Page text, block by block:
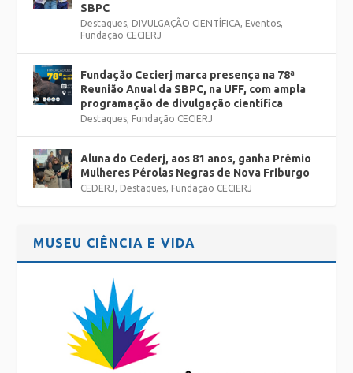
SBPC
Destaques, DIVULGAÇÃO CIENTÍFICA, Eventos,
Fundação CECIERJ
Fundação Cecierj marca presença na 78ª
Reunião Anual da SBPC, na UFF, com ampla
programação de divulgação científica
Destaques, Fundação CECIERJ
Aluna do Cederj, aos 81 anos, ganha Prêmio
Mulheres Pérolas Negras de Nova Friburgo
CEDERJ, Destaques, Fundação CECIERJ
MUSEU CIÊNCIA E VIDA